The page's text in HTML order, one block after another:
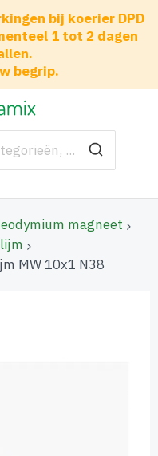
bij koerier DPD
1 tot 2 dagen
begrip.
magneet
MW 10x1 N38